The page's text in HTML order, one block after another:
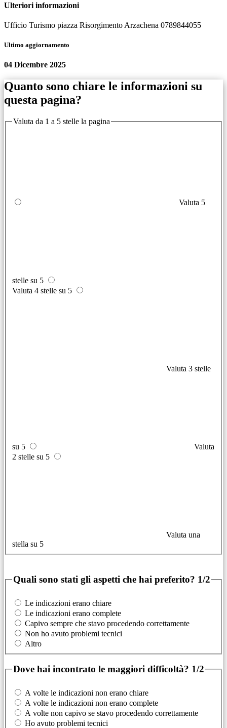
Ulteriori informazioni
Ufficio Turismo piazza Risorgimento Arzachena 0789844055
Ultimo aggiornamento
04 Dicembre 2025
Quanto sono chiare le informazioni su
questa pagina?
Valuta da 1 a 5 stelle la pagina
Valuta 5
stelle su 5
Valuta 4 stelle su 5
Valuta 3 stelle
su 5
Valuta
2 stelle su 5
Valuta una
stella su 5
Quali sono stati gli aspetti che hai preferito? 1/2
Le indicazioni erano chiare
Le indicazioni erano complete
Capivo sempre che stavo procedendo correttamente
Non ho avuto problemi tecnici
Altro
Dove hai incontrato le maggiori difficoltà? 1/2
A volte le indicazioni non erano chiare
A volte le indicazioni non erano complete
A volte non capivo se stavo procedendo correttamente
Ho avuto problemi tecnici